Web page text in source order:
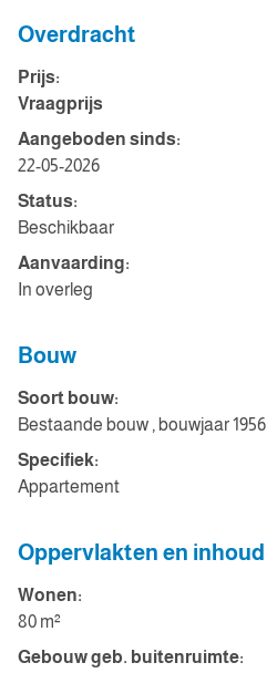
Overdracht
Prijs:
Vraagprijs
Aangeboden sinds:
22-05-2026
Status:
Beschikbaar
Aanvaarding:
In overleg
Bouw
Soort bouw:
Bestaande bouw , bouwjaar 1956
Specifiek:
Appartement
Oppervlakten en inhoud
Wonen:
80 m²
Gebouw geb. buitenruimte: